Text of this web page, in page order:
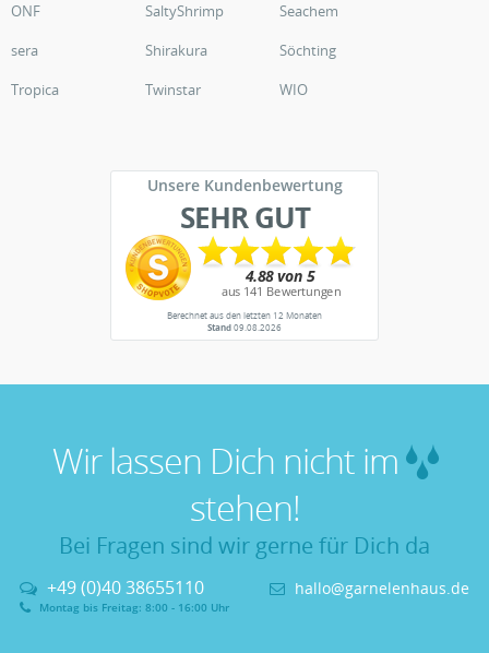
ONF
SaltyShrimp
Seachem
sera
Shirakura
Söchting
Tropica
Twinstar WIO
Unsere Kundenbewertung
SEHR GUT
Berechnet aus den letzten 12 Monaten
Stand09.08.2026
Wir lassen Dich nicht im
stehen!
Bei Fragen sind wir gerne für Dich da
+49 (0)40 38655110
Montag bis Freitag: 8:00 - 16:00 Uhr
hallo@garnelenhaus.de